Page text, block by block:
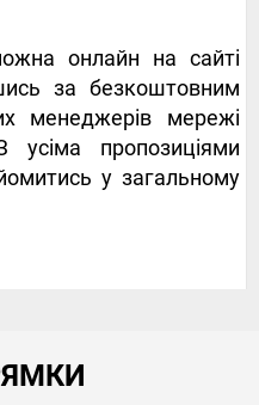
онлайн на сайті
за безкоштовним
менеджерів мережі
усіма пропозиціями
у загальному